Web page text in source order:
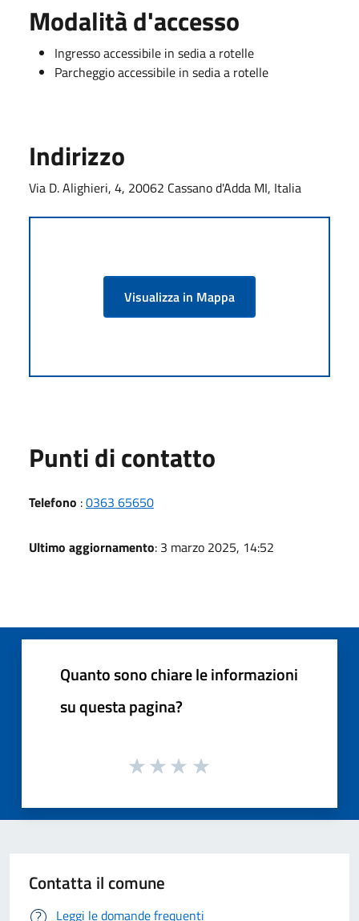
Modalità d'accesso
Ingresso accessibile in sedia a rotelle
Parcheggio accessibile in sedia a rotelle
Indirizzo
Via D. Alighieri, 4, 20062 Cassano d'Adda MI, Italia
Visualizza in Mappa
Punti di contatto
Telefono :0363 65650
Ultimo aggiornamento: 3 marzo 2025, 14:52
Quanto sono chiare le informazioni
su questa pagina?
Contatta il comune
Leggi le domande frequenti